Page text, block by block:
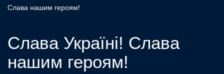
Слава нашим героям!
Слава Україні! Слава
нашим героям!